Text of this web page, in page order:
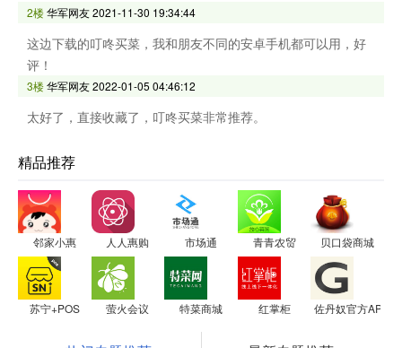
2楼华军网友2021-11-30 19:34:44
这边下载的叮咚买菜，我和朋友不同的安卓手机都可以用，好
评！
3楼华军网友2022-01-05 04:46:12
太好了，直接收藏了，叮咚买菜非常推荐。
精品推荐
邻家小惠 人人惠购 市场通 青青农贸 贝口袋商城
苏宁+POS 萤火会议 特菜商城 红掌柜 佐丹奴官方APP